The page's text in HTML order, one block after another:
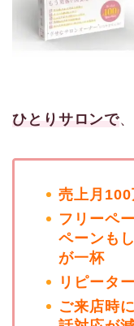
ひとりサロンで、
売上月
フリーペ
ペーンも
が一杯
リピータ
ご来店時